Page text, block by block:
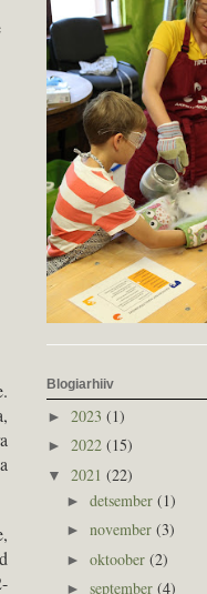
Blogiarhiiv
► 2023 (1)
► 2022 (15)
▼ 2021 (22)
► detsember (1)
► november (3)
► oktoober (2)
► september (4)